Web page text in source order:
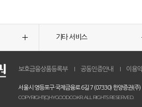
기타 서비스
보호금융상품등록부 공동인증안내 이용
서울시 영등포구 국제금융로 6길 7 (07330) 한양증권(주)
COPYRIGHT(C)HYGOOD.CO.KR. ALL RIGHTS RESERVED.